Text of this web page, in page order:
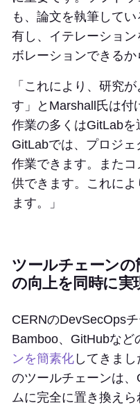
も、論文を執筆して
有し、イテレーショ
ボレーションできるか
「これにより、研究
す」とMarshall氏は付
作業の多くはGitLabを
GitLabでは、プロジ
作業できます。また
供できます。これに
ます。」
ツールチェーン
の向上を同時に実
CERNのDevSecOps
Bamboo、GitHubなど
ンを簡素化 してきま
のツールチェーンは
ムに完全に置き換え